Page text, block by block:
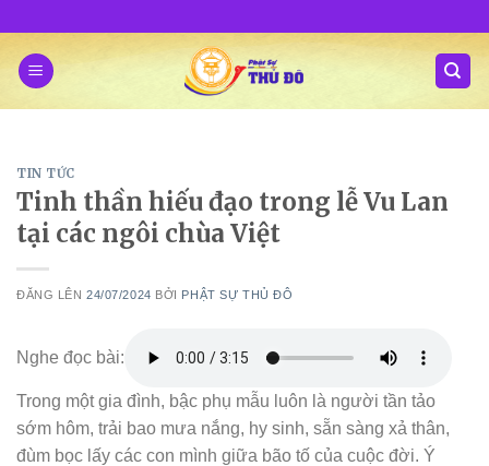
content
TIN TỨC
Tinh thần hiếu đạo trong lễ Vu Lan
tại các ngôi chùa Việt
ĐĂNG LÊN24/07/2024 BỞI PHẬT SỰ THỦ ĐÔ
Nghe đọc bài:
Trong một gia đình, bậc phụ mẫu luôn là người tần tảo
sớm hôm, trải bao mưa nắng, hy sinh, sẵn sàng xả thân,
đùm bọc lấy các con mình giữa bão tố của cuộc đời. Ý